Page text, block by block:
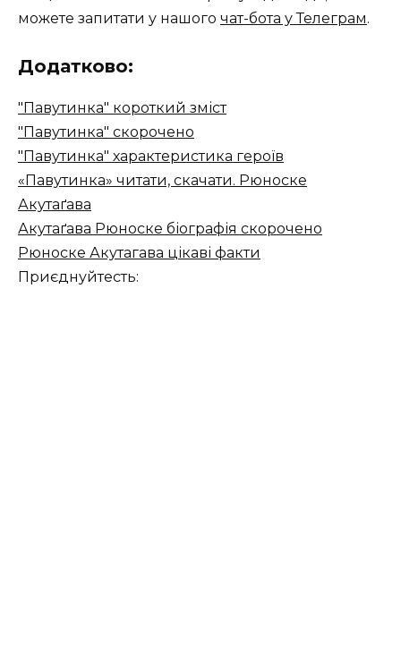
можете запитати у нашого чат-бота у Телеграм.
Додатково:
"Павутинка" короткий зміст
"Павутинка" скорочено
"Павутинка" характеристика героїв
«Павутинка» читати, скачати. Рюноске
Акутаґава
Акутаґава Рюноске біографія скорочено
Рюноске Акутагава цікаві факти
Приєднуйтесть: